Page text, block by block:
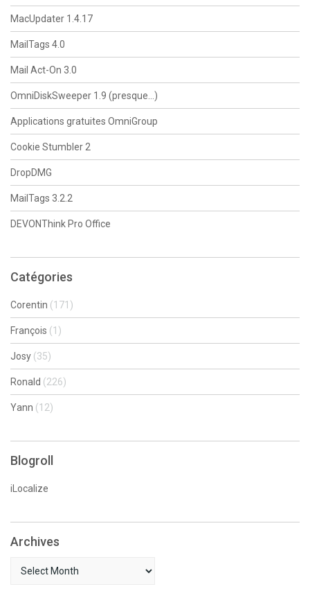
MacUpdater 1.4.17
MailTags 4.0
Mail Act-On 3.0
OmniDiskSweeper 1.9 (presque…)
Applications gratuites OmniGroup
Cookie Stumbler 2
DropDMG
MailTags 3.2.2
DEVONThink Pro Office
Catégories
Corentin (171)
François (1)
Josy (35)
Ronald (226)
Yann (12)
Blogroll
iLocalize
Archives